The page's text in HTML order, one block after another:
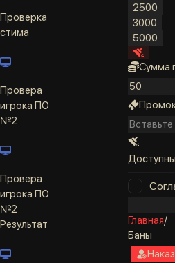
Проверка
стима
Провера
игрока ПО
№2
Провера
игрока ПО
№2
Результат
2500
3000
5000
Сумма
Главная/
Баны